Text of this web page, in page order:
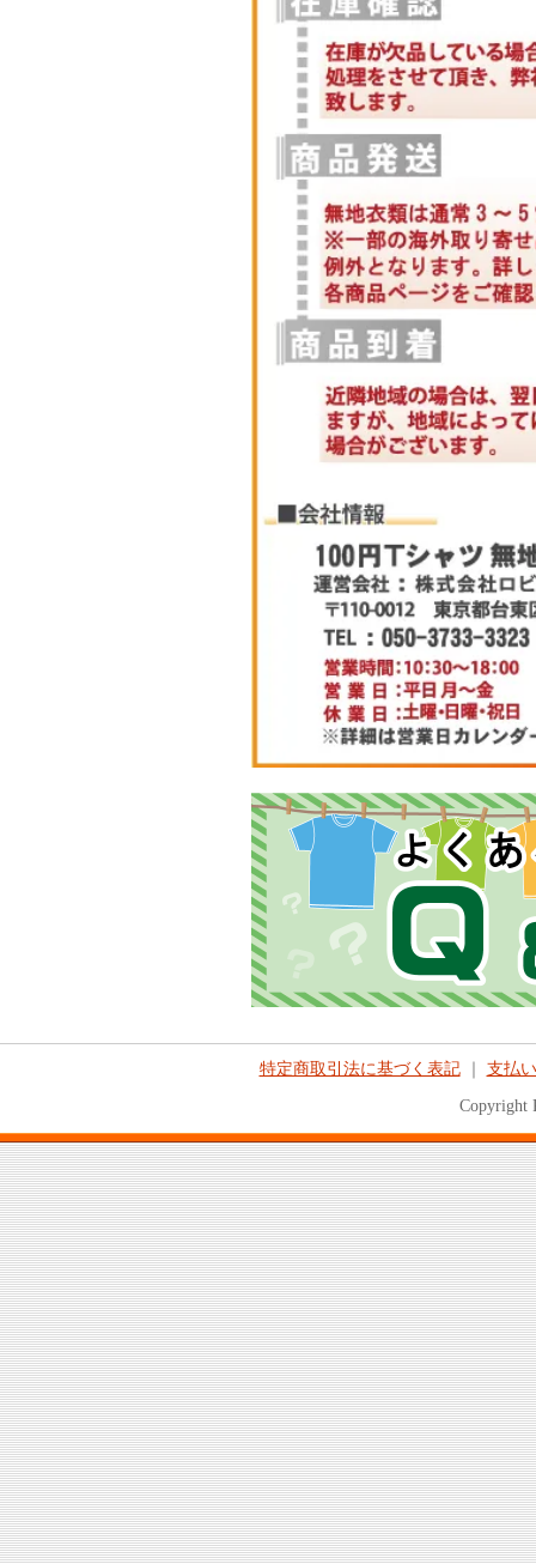
特定商取引法に基づく表記｜ 支払
Copyright